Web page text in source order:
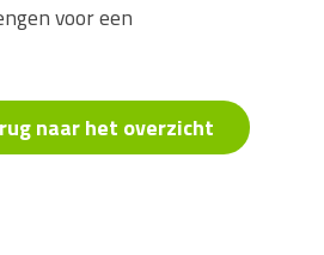
voor een
naar het overzicht